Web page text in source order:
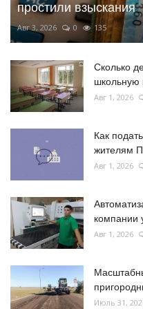
простили взыскания
Авг 3, 2026 0 135
Сколько
школьную
Авг 1, 2026
Как
жителям
Авг 1, 2026
компании
Авг 1, 2026
Июль 31,